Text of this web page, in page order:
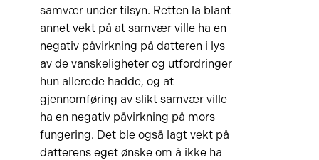
samvær under tilsyn. Retten la blant
annet vekt på at samvær ville ha en
negativ påvirkning på datteren i lys
av de vanskeligheter og utfordringer
hun allerede hadde, og at
gjennomføring av slikt samvær ville
ha en negativ påvirkning på mors
fungering. Det ble også lagt vekt på
datterens eget ønske om å ikke ha